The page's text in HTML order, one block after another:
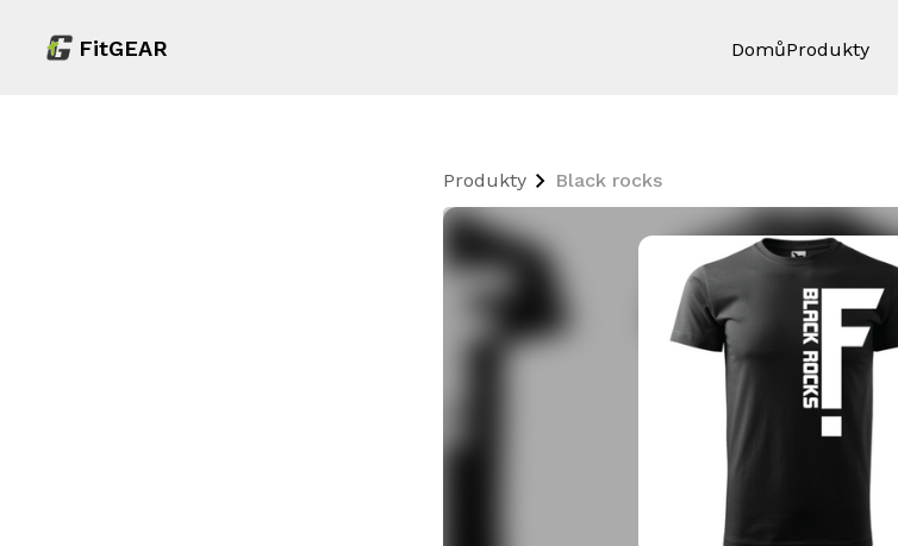
FitGEAR DomůProdukty
Produkty Black rocks